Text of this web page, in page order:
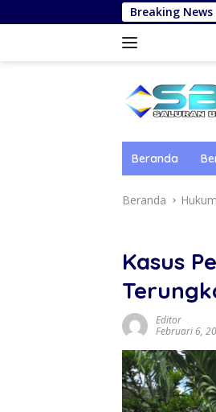
ke
Breaking News
Nasim Khan dan BRI
Beranda
Beranda
Kasus
Editor
Februari 6,